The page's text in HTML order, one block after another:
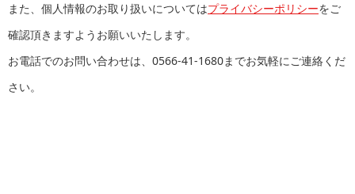
また、個人情報のお取り扱いについてはプライバシーポリシーをご
確認頂きますようお願いいたします。
お電話でのお問い合わせは、 0566-41-1680までお気軽にご連絡くだ
さい。